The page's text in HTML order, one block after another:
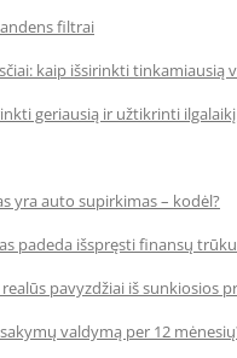
filtrai
kaip išsirinkti tinkamiausią
geriausią ir užtikrinti
yra auto supirkimas – kodėl?
padeda išspręsti finansų
pavyzdžiai iš sunkiosios
valdymą per 12